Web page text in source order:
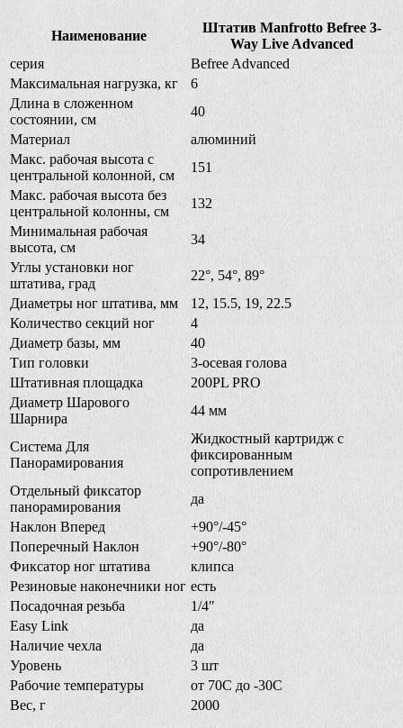
Наименование
Штатив Manfrotto Befree 3-
Way Live Advanced
серия
Befree Advanced
Максимальная нагрузка, кг
6
Длина в сложенном
состоянии, см
40
Материал
алюминий
Макс. рабочая высота с
центральной колонной, см
151
Макс. рабочая высота без
центральной колонны, см
132
Минимальная рабочая
высота, см
34
Углы установки ног
штатива, град
22°, 54°, 89°
Диаметры ног штатива, мм
12, 15.5, 19, 22.5
Количество секций ног
4
Диаметр базы, мм
40
Тип головки
3-осевая голова
Штативная площадка
200PL PRO
Диаметр Шарового
Шарнира
44 мм
Система Для
Панорамирования
Жидкостный картридж с
фиксированным
сопротивлением
Отдельный фиксатор
панорамирования
да
Наклон Вперед
+90°/-45°
Поперечный Наклон
+90°/-80°
Фиксатор ног штатива
клипса
Резиновые наконечники ног есть
Посадочная резьба
1/4″
Easy Link
да
Наличие чехла
да
Уровень
3 шт
Рабочие температуры
от 70С до -30С
Вес, г
2000